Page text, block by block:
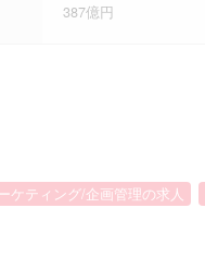
387億円
ケティング/企画管理の求人